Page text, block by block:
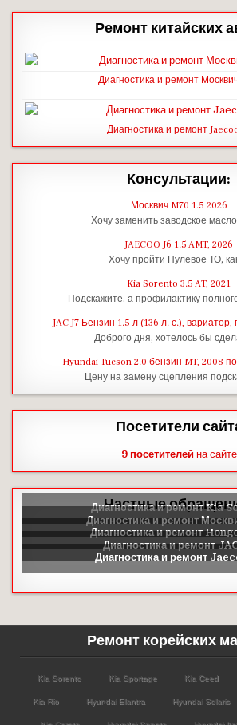
Ремонт китайских
Диагностика и ремонт
Диагностика и ремонт
Консультации:
Москвич M70 1.5 2026
Хочу заменить заводское
JAECOO J6 1.5 AMT, 2026
Хочу пройти Нулевое ТО,
Kia Sorento 3.5 AT, 2021
Подскажите, а профилактику
JAC J7 Бензин 1.5 л (136 л. с.),
Доброго дня, хотелось бы
Hyundai Tucson 2.0 бензин MT, 2008
Цену на замену сцепления
Посетители
9 посетителейна сайте
Частные
Ремонт корейских
Kia Sorento Kia Sportage Kia Ceed
Kia Rio Hyundai Elantra Hyundai Solaris